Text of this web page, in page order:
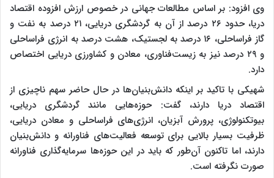
وی افزود: بر اساس مطالعات جهانی در خصوص ارزش افزوده اقتصاد
دریا، حدود ۲۶ درصد از آن به گردشگری دریایی، ۲۱ درصد به نفت و
گاز فراساحلی، ۱۶ درصد به لجستیک، هشت درصد به انرژی فراساحلی
و ۲۹ درصد نیز به زیست‌فناوری، معادن و کشاورزی دریایی اختصاص
دارد.
شهیکی با تاکید بر اینکه دانش‌بنیان‌ها در حال حاضر سهم ناچیزی از
اقتصاد دریا دارند، گفت: حوزه‌هایی مانند گردشگری دریایی،
بیوتکنولوژی، پرورش آبزیان، انرژی‌های فراساحلی و معادن دریایی،
ظرفیت بسیار بالایی برای توسعه فعالیت‌های فناورانه و دانش‌بنیان
دارند، اما تاکنون آن‌طور که باید در این حوزه‌ها سرمایه‌گذاری فناورانه
صورت نگرفته است.